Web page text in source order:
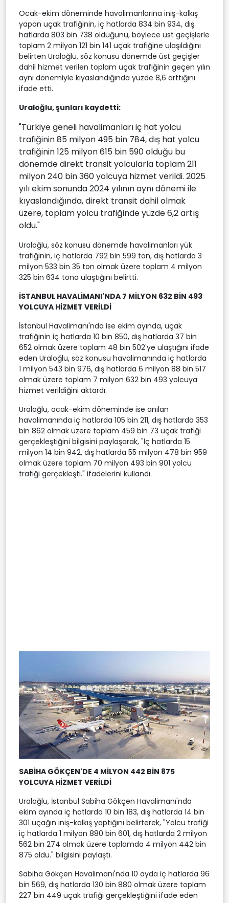
Ocak-ekim döneminde havalimanlarına iniş-kalkış
yapan uçak trafiğinin, iç hatlarda 834 bin 934, dış
hatlarda 803 bin 738 olduğunu, böylece üst geçişlerle
toplam 2 milyon 121 bin 141 uçak trafiğine ulaşıldığını
belirten Uraloğlu, söz konusu dönemde üst geçişler
dahil hizmet verilen toplam uçak trafiğinin geçen yılın
aynı dönemiyle kıyaslandığında yüzde 8,6 arttığını
ifade etti.
Uraloğlu, şunları kaydetti:
"Türkiye geneli havalimanları iç hat yolcu
trafiğinin 85 milyon 495 bin 784, dış hat yolcu
trafiğinin 125 milyon 615 bin 590 olduğu bu
dönemde direkt transit yolcularla toplam 211
milyon 240 bin 360 yolcuya hizmet verildi. 2025
yılı ekim sonunda 2024 yılının aynı dönemi ile
kıyaslandığında, direkt transit dahil olmak
üzere, toplam yolcu trafiğinde yüzde 6,2 artış
oldu."
Uraloğlu, söz konusu dönemde havalimanları yük
trafiğinin, iç hatlarda 792 bin 599 ton, dış hatlarda 3
milyon 533 bin 35 ton olmak üzere toplam 4 milyon
325 bin 634 tona ulaştığını belirtti.
İSTANBUL HAVALİMANI'NDA 7 MİLYON 632 BİN 493
YOLCUYA HİZMET VERİLDİ
İstanbul Havalimanı'nda ise ekim ayında, uçak
trafiğinin iç hatlarda 10 bin 850, dış hatlarda 37 bin
652 olmak üzere toplam 48 bin 502'ye ulaştığını ifade
eden Uraloğlu, söz konusu havalimanında iç hatlarda
1 milyon 543 bin 976, dış hatlarda 6 milyon 88 bin 517
olmak üzere toplam 7 milyon 632 bin 493 yolcuya
hizmet verildiğini aktardı.
Uraloğlu, ocak-ekim döneminde ise anılan
havalimanında iç hatlarda 105 bin 211, dış hatlarda 353
bin 862 olmak üzere toplam 459 bin 73 uçak trafiği
gerçekleştiğini bilgisini paylaşarak, "İç hatlarda 15
milyon 14 bin 942, dış hatlarda 55 milyon 478 bin 959
olmak üzere toplam 70 milyon 493 bin 901 yolcu
trafiği gerçekleşti." ifadelerini kullandı.
SABİHA GÖKÇEN'DE 4 MİLYON 442 BİN 875
YOLCUYA HİZMET VERİLDİ
Uraloğlu, İstanbul Sabiha Gökçen Havalimanı'nda
ekim ayında iç hatlarda 10 bin 183, dış hatlarda 14 bin
301 uçağın iniş-kalkış yaptığını belirterek, "Yolcu trafiği
iç hatlarda 1 milyon 880 bin 601, dış hatlarda 2 milyon
562 bin 274 olmak üzere toplamda 4 milyon 442 bin
875 oldu." bilgisini paylaştı.
Sabiha Gökçen Havalimanı'nda 10 ayda iç hatlarda 96
bin 569, dış hatlarda 130 bin 880 olmak üzere toplam
227 bin 449 uçak trafiği gerçekleştiğini ifade eden